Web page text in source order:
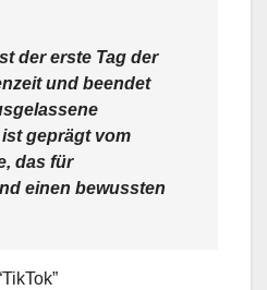
der erste Tag der
und beendet
geprägt vom
das für
einen bewussten